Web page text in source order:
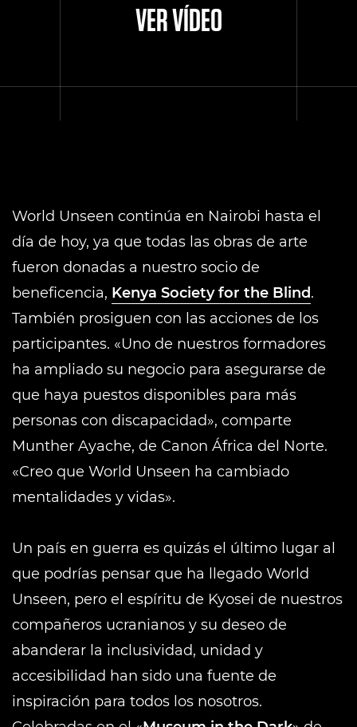
VER VÍDEO
World Unseen continúa en Nairobi hasta el
día de hoy, ya que todas las obras de arte
fueron donadas a nuestro socio de
beneficencia, Kenya Society for the Blind.
También prosiguen con las acciones de los
participantes. «Uno de nuestros formadores
ha ampliado su negocio para asegurarse de
que haya puestos disponibles para más
personas con discapacidad», comparte
Munther Ayache, de Canon África del Norte.
«Creo que World Unseen ha cambiado
mentalidades y vidas».
Un país en guerra es quizás el último lugar al
que podrías pensar que ha llegado World
Unseen, pero el espíritu de Kyosei de nuestros
compañeros ucranianos y su deseo de
abanderar la inclusividad, unidad y
accesibilidad han sido una fuente de
inspiración para todos los nosotros.